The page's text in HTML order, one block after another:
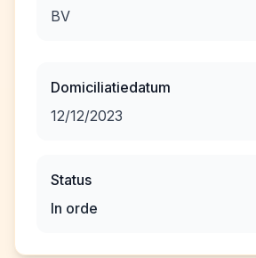
BV
Domiciliatiedatum
12/12/2023
Status
In orde